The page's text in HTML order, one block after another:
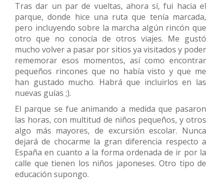
Tras dar un par de vueltas, ahora sí, fui hacia el
parque, donde hice una ruta que tenía marcada,
pero incluyendo sobre la marcha algún rincón que
otro que no conocía de otros viajes. Me gustó
mucho volver a pasar por sitios ya visitados y poder
rememorar esos momentos, así como encontrar
pequeños rincones que no había visto y que me
han gustado mucho. Habrá que incluirlos en las
nuevas guías ;).
El parque se fue animando a medida que pasaron
las horas, con multitud de niños pequeños, y otros
algo más mayores, de excursión escolar. Nunca
dejará de chocarme la gran diferencia respecto a
España en cuanto a la forma ordenada de ir por la
calle que tienen los niños japoneses. Otro tipo de
educación supongo.